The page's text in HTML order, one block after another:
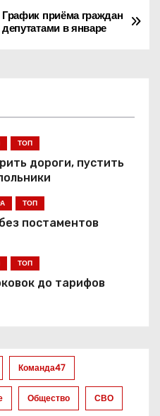
График приёма граждан
депутатами в январе
ТОП
дороги, пустить
ТОП
постаментов
ТОП
до тарифов
Команда47
Общество СВО